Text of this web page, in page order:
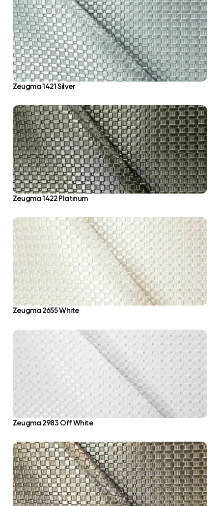
Zeugma 1421 Silver
Zeugma 1422 Platinum
Zeugma 2655 White
Zeugma 2983 Off White